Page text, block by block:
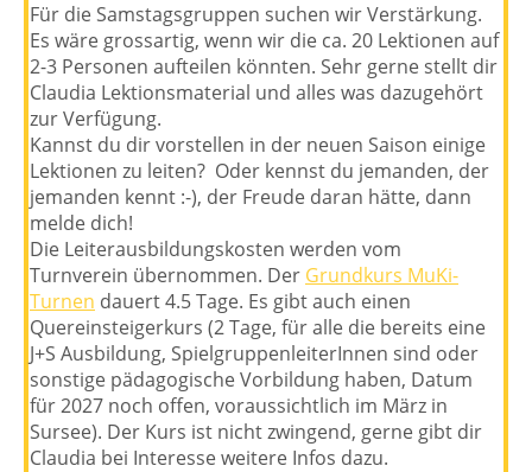
Für die Samstagsgruppen suchen wir Verstärkung.
Es wäre grossartig, wenn wir die ca. 20 Lektionen auf
2-3 Personen aufteilen könnten. Sehr gerne stellt dir
Claudia Lektionsmaterial und alles was dazugehört
zur Verfügung.
Kannst du dir vorstellen in der neuen Saison einige
Lektionen zu leiten? Oder kennst du jemanden, der
jemanden kennt :-), der Freude daran hätte, dann
melde dich!
Die Leiterausbildungskosten werden vom
Turnverein übernommen. Der Grundkurs MuKi-
Turnen dauert 4.5 Tage. Es gibt auch einen
Quereinsteigerkurs (2 Tage, für alle die bereits eine
J+S Ausbildung, SpielgruppenleiterInnen sind oder
sonstige pädagogische Vorbildung haben, Datum
für 2027 noch offen, voraussichtlich im März in
Sursee). Der Kurs ist nicht zwingend, gerne gibt dir
Claudia bei Interesse weitere Infos dazu.